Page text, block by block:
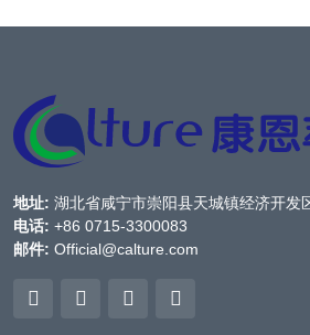
地址: 湖北省咸宁市崇阳县天城镇经济开发
电话: +86 0715-3300083
邮件: Official@calture.com